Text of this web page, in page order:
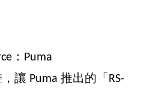
：Puma
讓 Puma 推出的「RS-